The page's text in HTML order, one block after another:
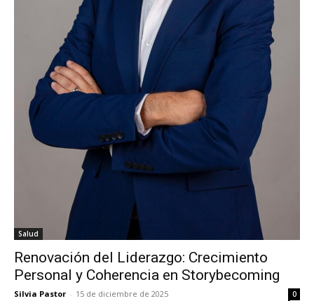
Salud
Renovación del Liderazgo: Crecimiento
Personal y Coherencia en Storybecoming
Silvia Pastor - 15 de diciembre de 2025 0